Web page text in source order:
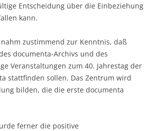
Entscheidung über die Einbeziehung
kann.
zustimmend zur Kenntnis, daß
documenta-Archivs und des
Veranstaltungen zum 40. Jahrestag der
stattfinden sollen. Das Zentrum wird
bilden, die die erste documenta
ferner die positive